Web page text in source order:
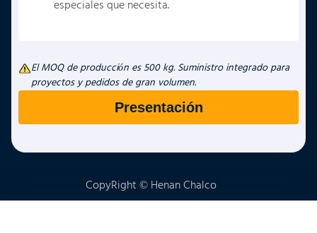
El MOQ de producción es 500 kg. Suministro integrado para
proyectos y pedidos de gran volumen.
CopyRight © Henan Chalco